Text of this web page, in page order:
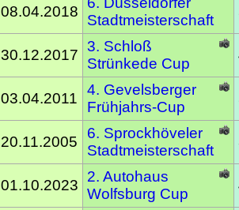
08.04.2018
Stadtmeisterschaft
30.12.2017
3. Schloß
Strünkede Cup
03.04.2011
4. Gevelsberger
Frühjahrs-Cup
20.11.2005
6. Sprockhöveler
Stadtmeisterschaft
01.10.2023
2. Autohaus
Wolfsburg Cup